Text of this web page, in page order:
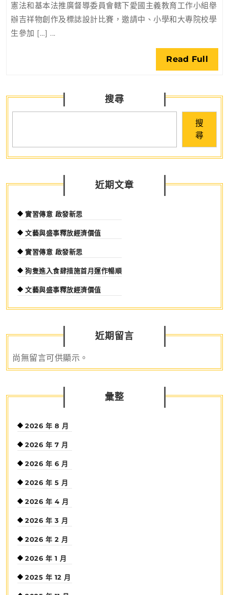
及
標
設
計
國
心
憲法和基本法推廣督導委員會轄下愛國主義教育工作小組舉
辦吉祥物創作及標誌設計比賽，邀請中、小學和大專院校學
生參加 […] ...
Read Full
Full
搜尋
搜
尋
近期文章
實習傳意 啟發新思
文藝與盛事釋放經濟價值
實習傳意 啟發新思
狗隻進入食肆措施首月運作暢順
文藝與盛事釋放經濟價值
近期留言
尚無留言可供顯示。
彙整
2026 年 8 月
2026 年 7 月
2026 年 6 月
2026 年 5 月
2026 年 4 月
2026 年 3 月
2026 年 2 月
2026 年 1 月
2025 年 12 月